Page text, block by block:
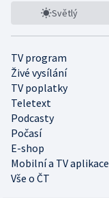
Světlý
TV program
Živé vysílání
TV poplatky
Teletext
Podcasty
Počasí
E-shop
Mobilní a TV aplikace
Vše o ČT